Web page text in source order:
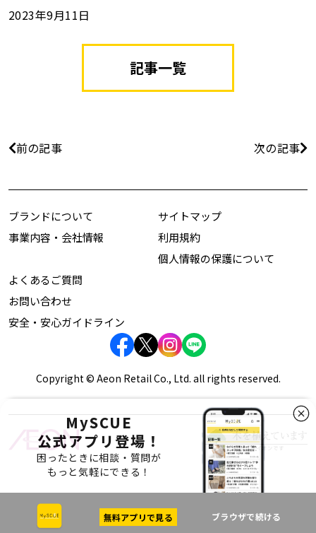
2023年9月11日
記事一覧
前の記事 次の記事
MySCUE
公式アプリ登場！
困ったときに相談・質問が
もっと気軽にできる！
無料アプリで見る ブラウザで続ける
ブランドについて
事業内容・会社情報
サイトマップ
利用規約
個人情報の保護について
よくあるご質問
お問い合わせ
安全・安心ガイドライン
Copyright © Aeon Retail Co., Ltd. all rights reserved.